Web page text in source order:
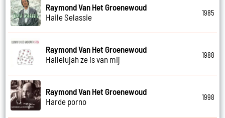
Raymond Van Het Groenewoud
Haile Selassie
1985
Raymond Van Het Groenewoud
Hallelujah ze is van mij
1988
Raymond Van Het Groenewoud
Harde porno
1998